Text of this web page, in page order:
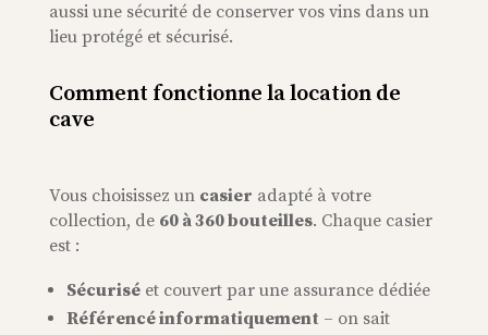
aussi une sécurité de conserver vos vins dans un
lieu protégé et sécurisé.
Comment fonctionne la location de
cave
Vous choisissez un casier adapté à votre
collection, de 60 à 360 bouteilles. Chaque casier
est :
Sécuriséet couvert par une assurance dédiée
Référencé informatiquement – on sait